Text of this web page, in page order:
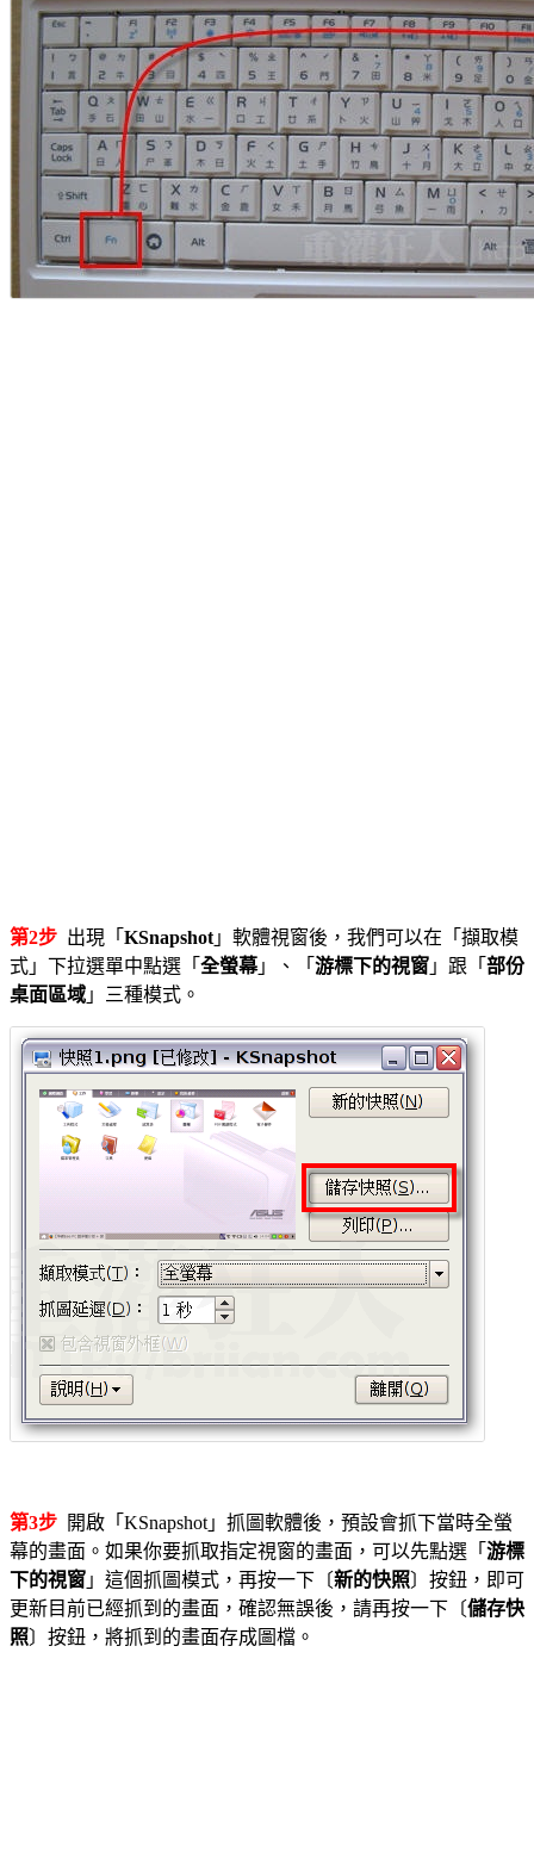
第2步 出現「 KSnapshot 」軟體視窗後，我們可以在「擷取模
式」下拉選單中點選「 全螢幕」、「 游標下的視窗 」跟「 部份
桌面區域 」三種模式。
第3步 開啟「KSnapshot」抓圖軟體後，預設會抓下當時全螢
幕的畫面。如果你要抓取指定視窗的畫面，可以先點選「 游標
下的視窗 」這個抓圖模式，再按一下〔新的快照〕按鈕，即可
更新目前已經抓到的畫面，確認無誤後，請再按一下〔儲存快
照〕按鈕，將抓到的畫面存成圖檔。